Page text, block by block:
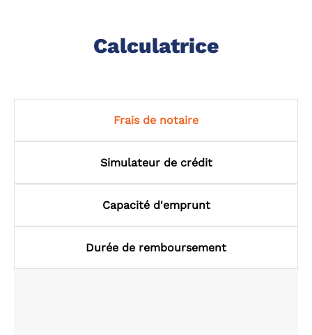
Calculatrice
Frais de notaire
Simulateur de crédit
Capacité d'emprunt
Durée de remboursement